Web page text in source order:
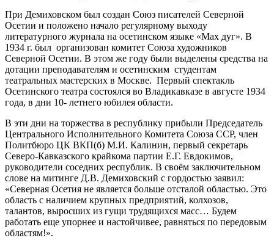
При Демиховском был создан Союз писателей Северной
Осетии и положено начало регулярному выходу
литературного журнала на осетинском языке «Мах дуг». В
1934 г. был организован комитет Союза художников
Северной Осетии. В этом же году были выделены средства на
дотации преподавателям и осетинским студентам
театральных мастерских в Москве. Первый спектакль
Осетинского театра состоялся во Владикавказе в августе 1934
года, в дни 10- летнего юбилея области.
В эти дни на торжества в республику прибыли Председатель
Центрального Исполнительного Комитета Союза ССР, член
Политбюро ЦК ВКП(б) М.И. Калинин, первый секретарь
Северо-Кавказского крайкома партии Е.Г. Евдокимов,
руководители соседних республик. В своём заключительном
слове на митинге Д.В. Демиховский с гордостью заявил:
«Северная Осетия не является больше отсталой областью. Это
область с наличием крупных предприятий, колхозов,
талантов, выросших из гущи трудящихся масс… Будем
работать еще упорнее и настойчивее, равняться по передовым
областям!».